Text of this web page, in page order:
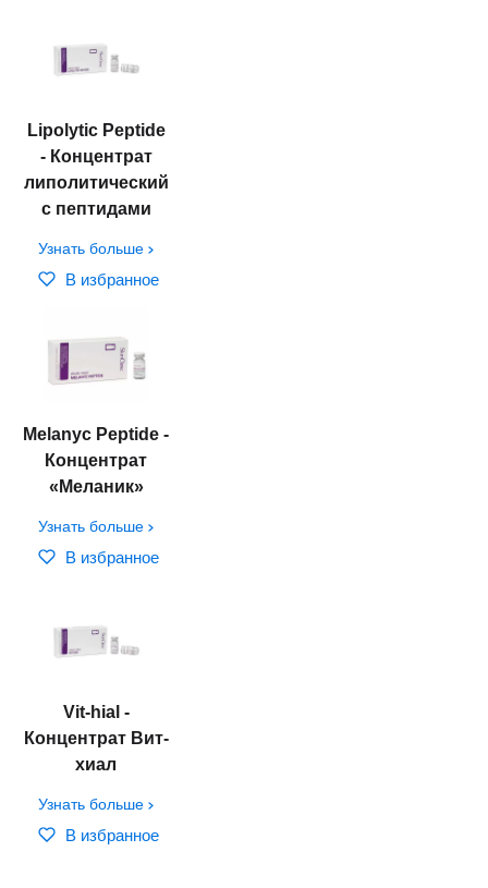
Lipolytic Peptide
- Концентрат
липолитический
с пептидами
Узнать больше
В избранное
Melanyc Peptide -
Концентрат
«Меланик»
Узнать больше
В избранное
Vit-hial -
Концентрат Вит-
хиал
Узнать больше
В избранное